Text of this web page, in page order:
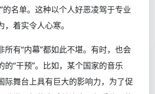
的名单。这种以个人好恶凌驾于专业
着实令人心寒。
所有“内幕”都如此不堪。有时，也会
的“干预”。比如，某个国家的音乐
际舞台上具有巨大的影响力，为了促